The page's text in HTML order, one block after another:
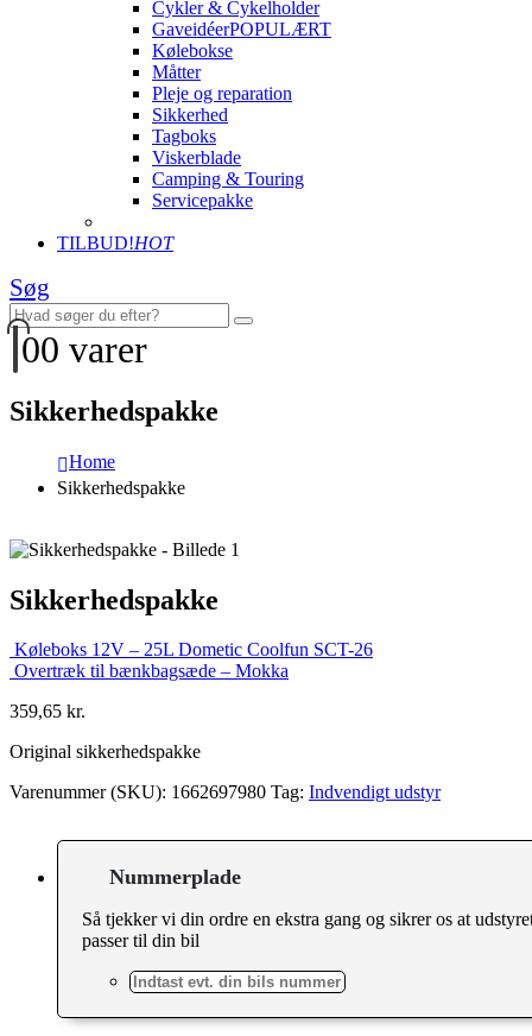
Cykler & Cykelholder
GaveidéerPOPULÆRT
Kølebokse
Måtter
Pleje og reparation
Sikkerhed
Tagboks
Viskerblade
Camping & Touring
Servicepakke
TILBUD!HOT
Søg
00 varer
Sikkerhedspakke
Home
Sikkerhedspakke
Sikkerhedspakke
Køleboks 12V – 25L Dometic Coolfun SCT-26
Overtræk til bænkbagsæde – Mokka
359,65 kr.
Original sikkerhedspakke
Varenummer (SKU): 1662697980 Tag: Indvendigt udstyr
Nummerplade
Så tjekker vi din ordre en ekstra gang og sikrer os at
passer til din bil